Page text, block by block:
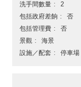
洗手間數量
2
包括政府差餉
否
包括管理費
否
景觀
海景
設施／配套
停車場